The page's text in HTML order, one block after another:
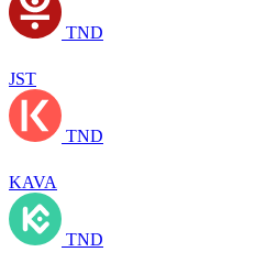
TND
JST
TND
KAVA
TND